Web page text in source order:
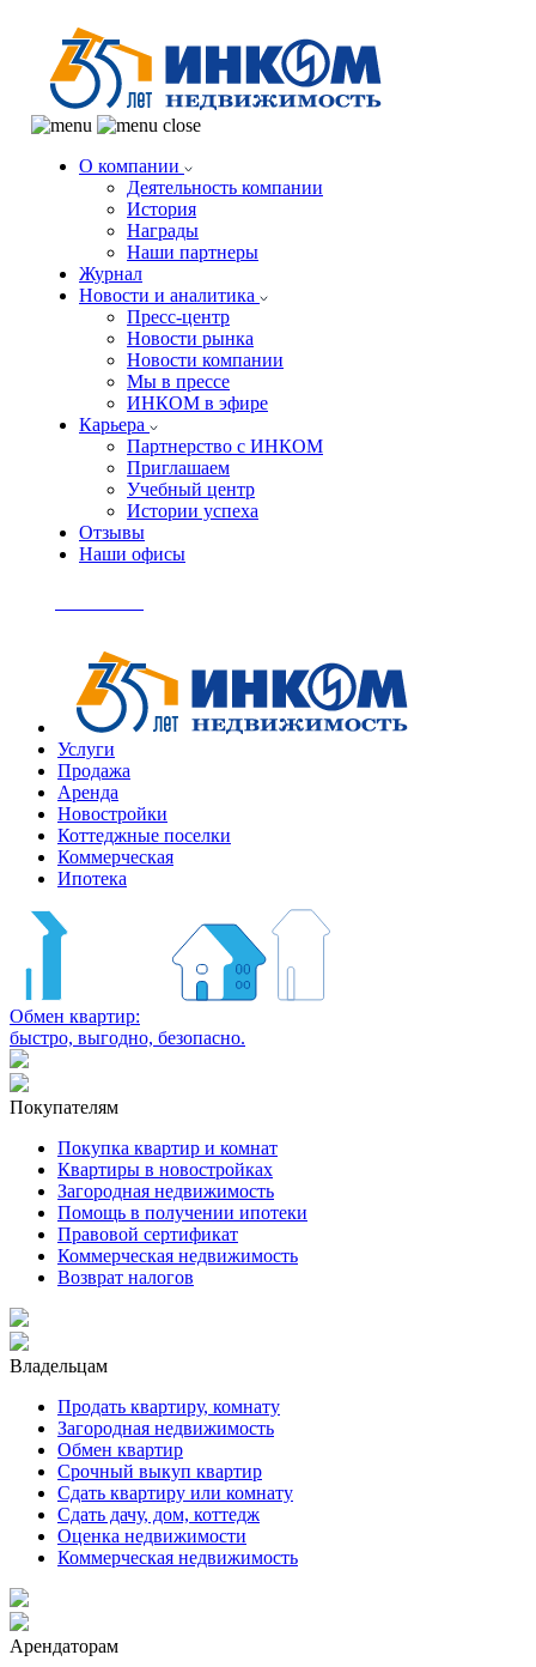
О компании
Деятельность компании
История
Награды
Наши партнеры
Журнал
Новости и аналитика
Пресс-центр
Новости рынка
Новости компании
Мы в прессе
ИНКОМ в эфире
Карьера
Партнерство с ИНКОМ
Приглашаем
Учебный центр
Истории успеха
Отзывы
Наши офисы
Услуги
Продажа
Аренда
Новостройки
Коттеджные поселки
Коммерческая
Ипотека
Обмен квартир:
быстро, выгодно, безопасно.
Покупателям
Покупка квартир и комнат
Квартиры в новостройках
Загородная недвижимость
Помощь в получении ипотеки
Правовой сертификат
Коммерческая недвижимость
Возврат налогов
Владельцам
Продать квартиру, комнату
Загородная недвижимость
Обмен квартир
Срочный выкуп квартир
Сдать квартиру или комнату
Сдать дачу, дом, коттедж
Оценка недвижимости
Коммерческая недвижимость
Арендаторам